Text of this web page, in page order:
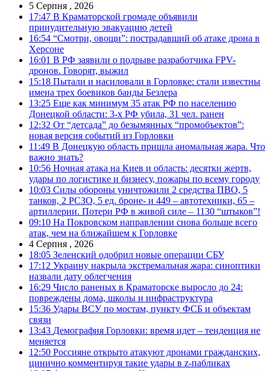
5 Серпня , 2026
17:47 В Краматорской громаде объявили
принудительную эвакуацию детей
16:54 “Смотри, овощи”: пострадавший об атаке дрона в
Херсоне
16:01 В РФ заявили о подрыве разработчика FPV-
дронов. Говорят, выжил
15:18 Пытали и насиловали в Горловке: стали известны
имена трех боевиков банды Безлера
13:25 Еще как минимум 35 атак РФ по населению
Донецкой области: 3-х РФ убила, 31 чел. ранен
12:32 От “детсада” до безымянных “промобъектов”:
новая версия событий из Горловки
11:49 В Донецкую область пришла аномальная жара. Что
важно знать?
10:56 Ночная атака на Киев и область: десятки жертв,
удары по логистике и бизнесу, пожары по всему городу
10:03 Силы обороны уничтожили 2 средства ПВО, 5
танков, 2 РСЗО, 5 ед. броне- и 449 – автотехники, 65 –
артиллерии. Потери РФ в живой силе – 1130 “штыков”!
09:10 На Покровском направлении снова больше всего
атак, чем на ближайшем к Горловке
4 Серпня , 2026
18:05 Зеленский одобрил новые операции СБУ
17:12 Украину накрыла экстремальная жара: синоптики
назвали дату облегчения
16:29 Число раненых в Краматорске выросло до 24:
повреждены дома, школы и инфраструктура
15:36 Удары ВСУ по мостам, пункту ФСБ и объектам
связи
13:43 Демография Горловки: время идет – тенденция не
меняется
12:50 Россияне открыто атакуют дронами гражданских,
цинично комментируя такие удары в z-пабликах